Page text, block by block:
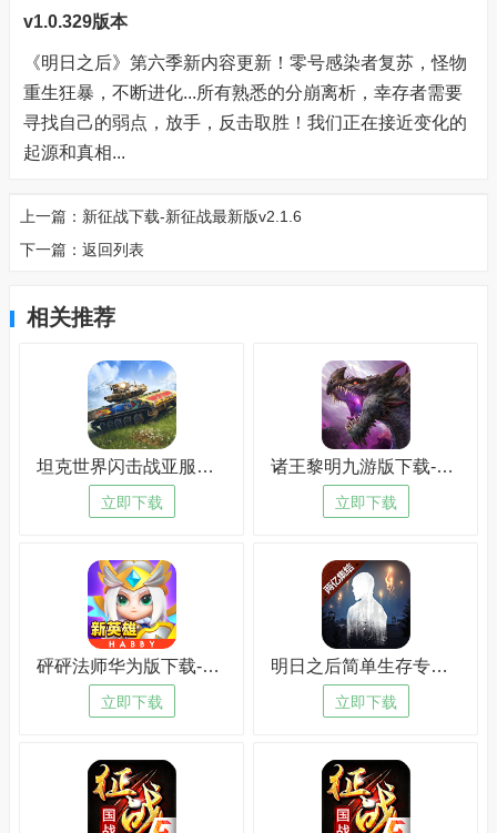
v1.0.329版本
《明日之后》第六季新内容更新！零号感染者复苏，怪物
重生狂暴，不断进化...所有熟悉的分崩离析，幸存者需要
寻找自己的弱点，放手，反击取胜！我们正在接近变化的
起源和真相...
上一篇： 新征战下载-新征战最新版v2.1.6
下一篇： 返回列表
相关推荐
坦克世界闪击战亚服下载-坦克世界闪击战亚服2023版v2.1.8
立即下载
诸王黎明九游版下载-诸王黎明九游版免费版v1.5.7
立即下载
砰砰法师华为版下载-砰砰法师华为版电脑版v5.1.1
立即下载
明日之后简单生存专服下载-明日之后简单生存专服最新版v3.5.9
立即下载